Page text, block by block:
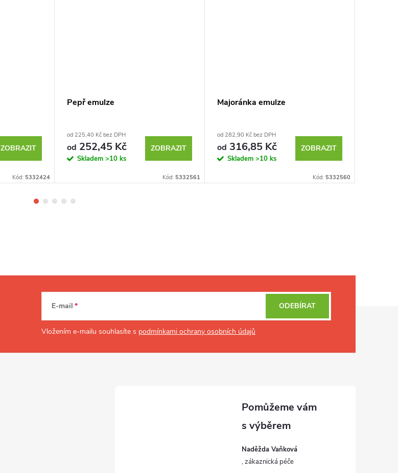
ZOBRAZIT
Kód: 5332424
Pepř emulze
od 225,40 Kč bez DPH
od 252,45 Kč
Skladem >10 ks
ZOBRAZIT
Kód: 5332561
Majoránka emulze
od 282,90 Kč bez DPH
od 316,85 Kč
Skladem >10 ks
ZOBRAZIT
Kód: 5332560
E-mail
Vložením e-mailu souhlasíte s podmínkami ochrany osobních údajů
ODEBÍRAT
Naděžda Vaňková